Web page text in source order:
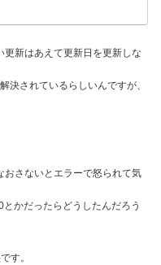
新はあえて更新日を更新しな
決されているらしいんですが、
おさないとエラーで怒られて気
かだったらどうしたんだろう
す。